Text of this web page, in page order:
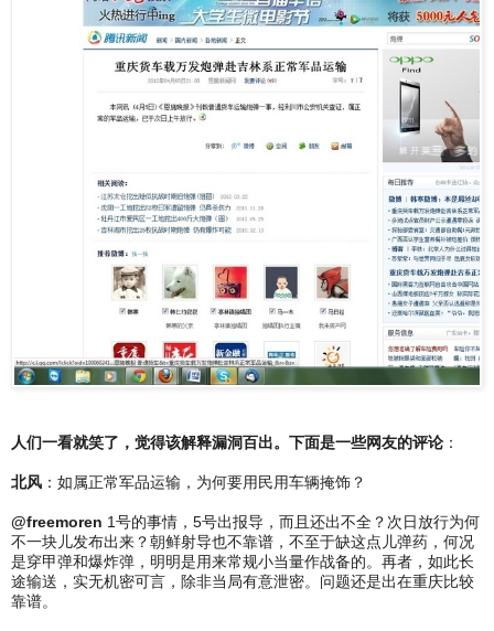
人们一看就笑了，觉得该解释漏洞百出。下面是一些网友的评论 ：
北风 ：如属正常军品运输，为何要用民用车辆掩饰？
@freemoren 1号的事情，5号出报导，而且还出不全？次日放行为何
不一块儿发布出来？朝鲜射导也不靠谱，不至于缺这点儿弹药，何况
是穿甲弹和爆炸弹，明明是用来常规小当量作战备的。再者，如此长
途输送，实无机密可言，除非当局有意泄密。问题还是出在重庆比较
靠谱。